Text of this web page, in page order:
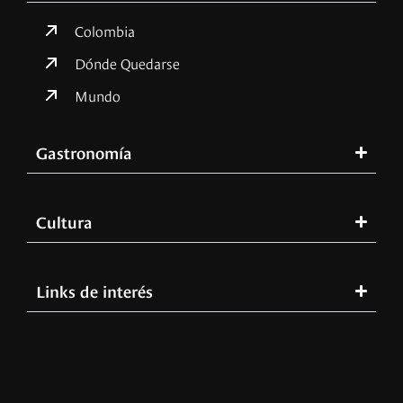
Colombia
Dónde Quedarse
Mundo
Gastronomía
Cultura
Links de interés